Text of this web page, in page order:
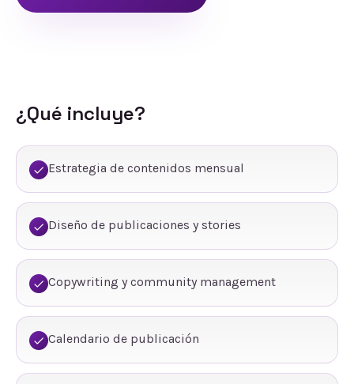
¿Qué incluye?
Estrategia de contenidos mensual
Diseño de publicaciones y stories
Copywriting y community management
Calendario de publicación